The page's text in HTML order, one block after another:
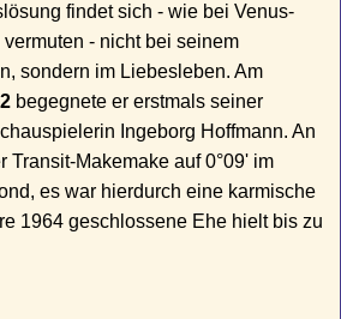
findet sich - wie bei Venus-
- nicht bei seinem
sondern im Liebesleben. Am
begegnete er erstmals seiner
Ingeborg Hoffmann. An
Transit-Makemake auf 0°09' im
es war hierdurch eine karmische
1964 geschlossene Ehe hielt bis zu